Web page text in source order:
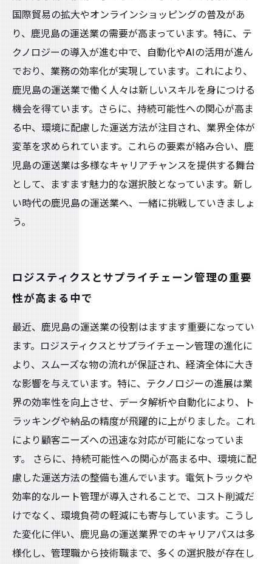
国際貿易の拡大やオンラインショッピングの普及があ
り、鹿児島の運送業の需要が高まっています。特に、テ
クノロジーの導入が進む中で、自動化やAIの活用が進ん
でおり、業務の効率化が実現しています。これにより、
鹿児島の運送業で働く人々は新しいスキルを身につける
機会を得ています。さらに、持続可能性への関心が高ま
る中、環境に配慮した運送方法が注目され、業界全体が
変革を求められています。これらの要素が絡み合い、鹿
児島の運送業は多様なキャリアチャンスを提供する舞台
として、ますます魅力的な選択肢となっています。新し
い時代の鹿児島の運送業へ、一緒に挑戦していきましょ
う。
ロジスティクスとサプライチェーン管理の重要
性が高まる中で
最近、鹿児島の運送業の役割はますます重要になってい
ます。ロジスティクスとサプライチェーン管理の進化に
より、スムーズな物の流れが保証され、経済全体に大き
な影響を与えています。特に、テクノロジーの進展は業
界の効率性を向上させ、データ解析や自動化により、ト
ラッキングや納品の精度が飛躍的に上がりました。これ
により顧客ニーズへの迅速な対応が可能になっていま
す。 さらに、持続可能性への関心が高まる中、環境に配
慮した運送方法の整備も進んでいます。電気トラックや
効率的なルート管理が導入されることで、コスト削減だ
けでなく、環境負荷の軽減にも寄与しています。こうし
た変化に伴い、鹿児島の運送業界でのキャリアパスは多
様化し、管理職から技術職まで、多くの選択肢が存在し